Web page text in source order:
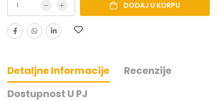
DODAJ U KORPU
Detaljne Informacije
Recenzije
Dostupnost U PJ